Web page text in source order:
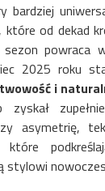
bardziej
które od dekad
powraca
2025 roku
i
asymetrię,
które
stylowi